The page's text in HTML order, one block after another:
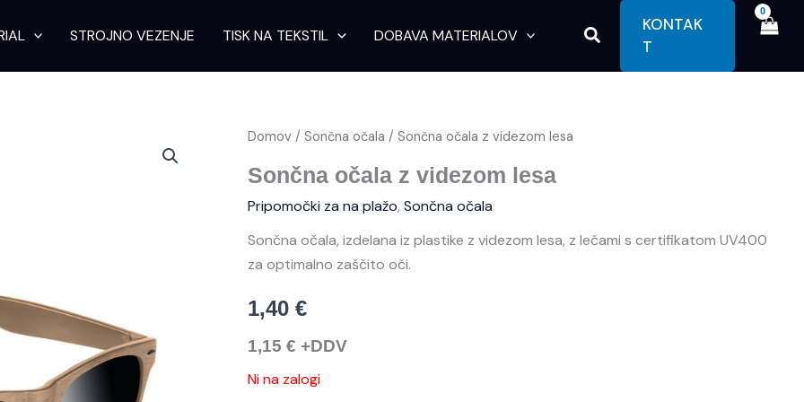
STROJNO VEZENJE TISK NA TEKSTIL DOBAVA MATERIALOV Search
KONTAK
T
Domov / Sončna očala / Sončna očala z videzom lesa
Sončna očala z videzom lesa
Pripomočki za na plažo,Sončna očala
Sončna očala, izdelana iz plastike z videzom lesa, z lečami s certifikatom UV400
za optimalno zaščito oči.
1,40€
1,15€ +DDV
Ni na zalogi